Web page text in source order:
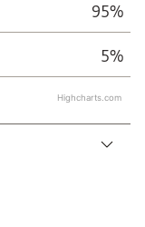
Highcharts.com
95%
5%